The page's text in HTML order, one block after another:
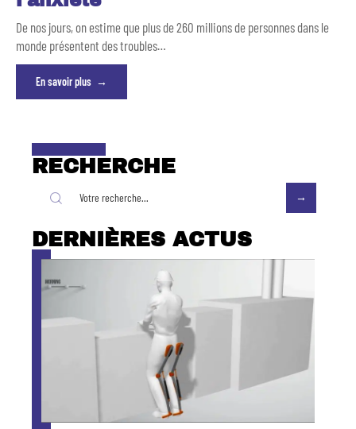
De nos jours, on estime que plus de 260 millions de personnes dans le
monde présentent des troubles…
En savoir plus
RECHERCHE
DERNIÈRES ACTUS